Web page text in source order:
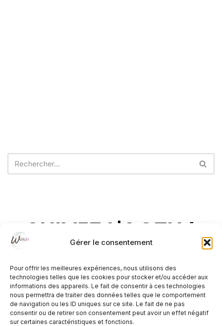
Gérer le consentement
Pour offrir les meilleures expériences, nous utilisons des
technologies telles que les cookies pour stocker et/ou accéder aux
informations des appareils. Le fait de consentir à ces technologies
nous permettra de traiter des données telles que le comportement
de navigation ou les ID uniques sur ce site. Le fait de ne pas
consentir ou de retirer son consentement peut avoir un effet négatif
sur certaines caractéristiques et fonctions.
SUIVEZ L'ACTU !